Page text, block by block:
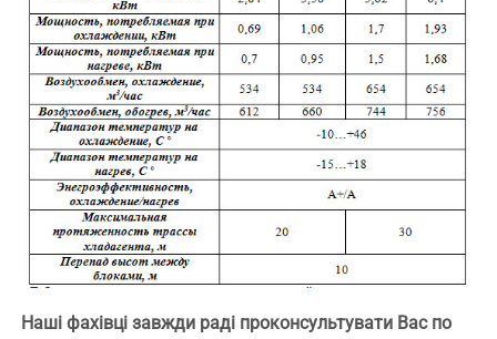
Наші фахівці завжди раді проконсультувати Вас по